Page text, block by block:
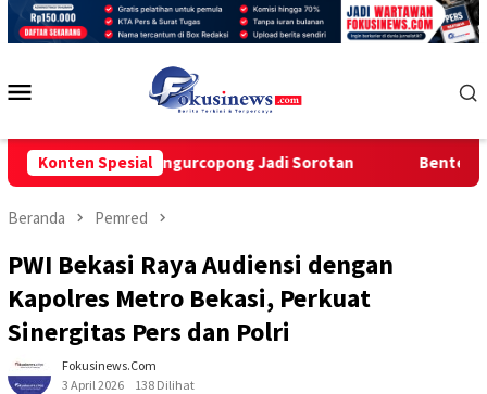
Loncat
Konten Spesial
Bungurcopong Jadi Sorotan Bentengi Ketahanan
Beranda Pemred
PWI Bekasi Raya Audiensi dengan
Kapolres Metro Bekasi, Perkuat
Sinergitas Pers dan Polri
Fokusinews.com
3 April 2026
138 Dilihat